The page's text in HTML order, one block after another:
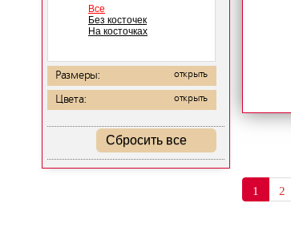
Все
Без косточек
На косточках
Размеры: открыть
Цвета: открыть
Сбросить все
1 2